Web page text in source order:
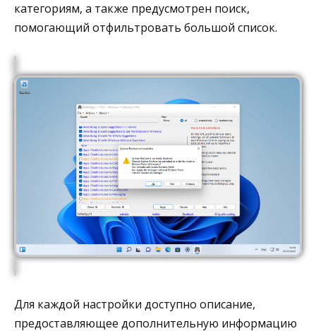
категориям, а также предусмотрен поиск,
помогающий отфильтровать большой список.
Для каждой настройки доступно описание,
предоставляющее дополнительную информацию